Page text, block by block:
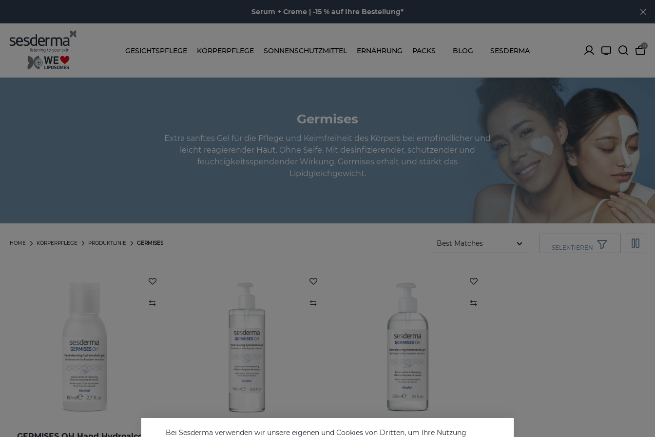
Serum + Creme | -15 % auf Ihre Bestellung*
GESICHTSPFLEGE KÖRPERPFLEGE SONNENSCHUTZMITTEL ERNÄHRUNG PACKS BLOG SESDERMA
0
Germises
Extra sanftes Gel für die Pflege und Keimfreiheit des Körpers bei empfindlicher und
leicht reagierender Haut. Ohne Seife. Mit desinfizierender, schützender und
feuchtigkeitsspendender Wirkung. Germises erhält und stärkt das
Lipidgleichgewicht.
GERMISES
PRODUKTLINIE
KÖRPERPFLEGE
HOME
SELEKTIEREN
Bei Sesderma verwenden wir unsere eigenen und Cookies von Dritten, um Ihre Nutzung